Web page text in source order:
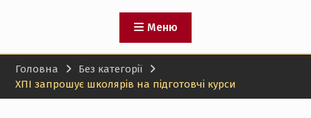
Меню
Головна
Без категорії
ХПІ запрошує школярів на підготовчі курси